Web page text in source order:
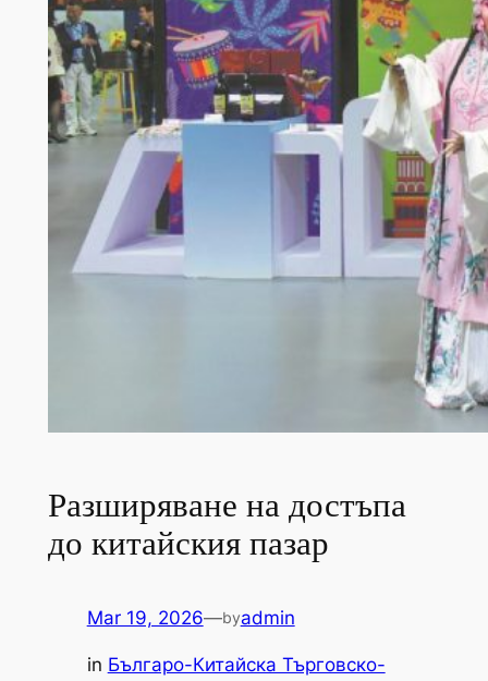
Разширяване на достъпа
до китайския пазар
Mar 19, 2026—byadmin
in Българо-Китайска Търговско-